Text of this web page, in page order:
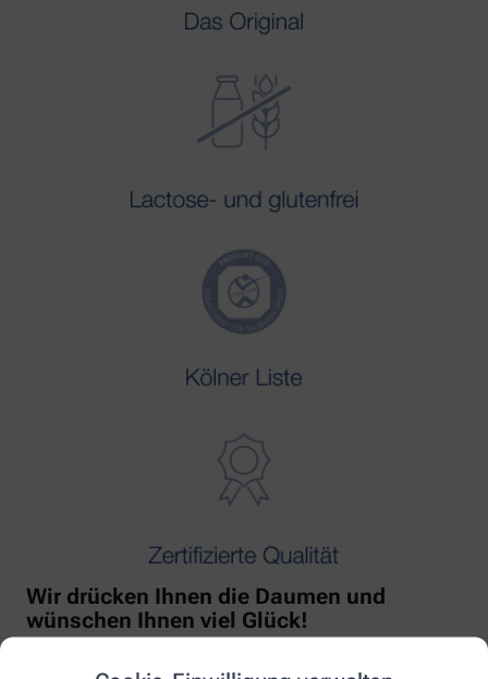
Wir drücken Ihnen die Daumen und
wünschen Ihnen viel Glück!